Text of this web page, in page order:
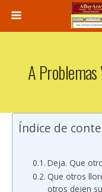
A Problemas
Índice de
Deja. Que
Que otros
otros dejen